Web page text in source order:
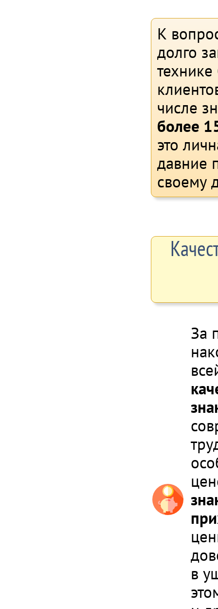
К
долго
числе
более
это
давние
своему
За
в